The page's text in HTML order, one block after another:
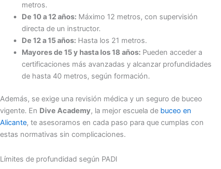
metros.
De 10 a 12 años:Máximo 12 metros, con supervisión
directa de un instructor.
De 12 a 15 años:Hasta los 21 metros.
Mayores de 15 y hasta los 18 años:Pueden acceder a
certificaciones más avanzadas y alcanzar profundidades
de hasta 40 metros, según formación.
Además, se exige una revisión médica y un seguro de buceo
vigente. En Dive Academy, la mejor escuela de buceo en
Alicante, te asesoramos en cada paso para que cumplas con
estas normativas sin complicaciones.
Límites de profundidad según PADI